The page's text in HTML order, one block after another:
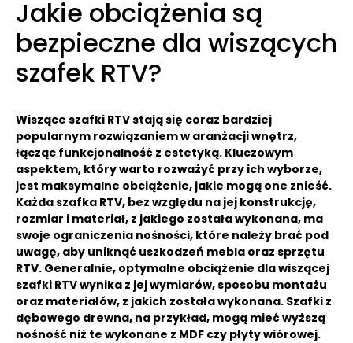
Jakie obciążenia są
bezpieczne dla wiszących
szafek RTV?
Wiszące szafki RTV stają się coraz bardziej
popularnym rozwiązaniem w aranżacji wnętrz,
łącząc funkcjonalność z estetyką. Kluczowym
aspektem, który warto rozważyć przy ich wyborze,
jest maksymalne obciążenie, jakie mogą one znieść.
Każda szafka RTV, bez względu na jej konstrukcję,
rozmiar i materiał, z jakiego została wykonana, ma
swoje ograniczenia nośności, które należy brać pod
uwagę, aby uniknąć uszkodzeń mebla oraz sprzętu
RTV. Generalnie, optymalne obciążenie dla wiszącej
szafki RTV wynika z jej wymiarów, sposobu montażu
oraz materiałów, z jakich została wykonana. Szafki z
dębowego drewna, na przykład, mogą mieć wyższą
nośność niż te wykonane z MDF czy płyty wiórowej.